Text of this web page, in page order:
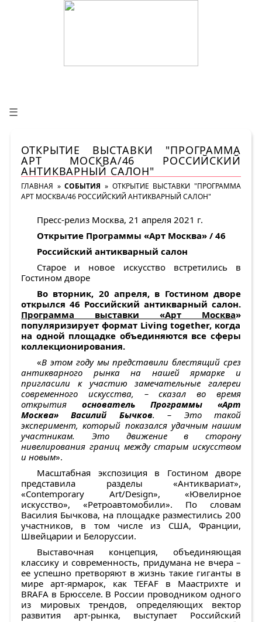
☰
ОТКРЫТИЕ ВЫСТАВКИ "ПРОГРАММА
АРТ МОСКВА/46 РОССИЙСКИЙ
АНТИКВАРНЫЙ САЛОН"
ГЛАВНАЯ »СОБЫТИЯ » ОТКРЫТИЕ ВЫСТАВКИ "ПРОГРАММА
АРТ МОСКВА/46 РОССИЙСКИЙ АНТИКВАРНЫЙ САЛОН"
Пресс-релиз Москва, 21 апреля 2021 г.
Открытие Программы «Арт Москва» / 46
Российский антикварный салон
Старое и новое искусство встретились в
Гостином дворе
Во вторник, 20 апреля, в Гостином дворе
открылся 46 Российский антикварный салон.
Программа выставки «Арт Москва»
популяризирует формат Living together, когда
на одной площадке объединяются все сферы
коллекционирования.
«В этом году мы представили блестящий срез
антикварного рынка на нашей ярмарке и
пригласили к участию замечательные галереи
современного искусства, – сказал во время
открытия основатель Программы «Арт
Москва» Василий Бычков. – Это такой
эксперимент, который показался удачным нашим
участникам. Это движение в сторону
нивелирования границ между старым искусством
и новым».
Масштабная экспозиция в Гостином дворе
представила разделы «Антиквариат»,
«Contemporary Art/Design», «Ювелирное
искусство», «Ретроавтомобили». По словам
Василия Бычкова, на площадке разместились 200
участников, в том числе из США, Франции,
Швейцарии и Белоруссии.
Выставочная концепция, объединяющая
классику и современность, придумана не вчера –
ее успешно претворяют в жизнь такие гиганты в
мире арт-ярмарок, как TEFAF в Маастрихте и
BRAFA в Брюсселе. В России проводником одного
из мировых трендов, определяющих вектор
развития арт-рынка, выступает Российский